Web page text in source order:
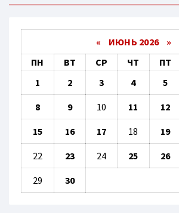
« ИЮНЬ 2026 »
ПН
ВТ СР ЧТ ПТ
1
2 3 4 5
8 9 10 11 12
15 16 17 18 19
22 23 24 25 26
29 30